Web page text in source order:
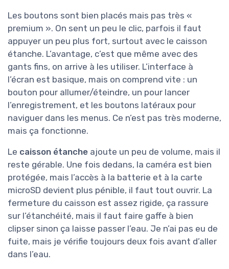
Les boutons sont bien placés mais pas très «
premium ». On sent un peu le clic, parfois il faut
appuyer un peu plus fort, surtout avec le caisson
étanche. L’avantage, c’est que même avec des
gants fins, on arrive à les utiliser. L’interface à
l’écran est basique, mais on comprend vite : un
bouton pour allumer/éteindre, un pour lancer
l’enregistrement, et les boutons latéraux pour
naviguer dans les menus. Ce n’est pas très moderne,
mais ça fonctionne.
Le caisson étanche ajoute un peu de volume, mais il
reste gérable. Une fois dedans, la caméra est bien
protégée, mais l’accès à la batterie et à la carte
microSD devient plus pénible, il faut tout ouvrir. La
fermeture du caisson est assez rigide, ça rassure
sur l’étanchéité, mais il faut faire gaffe à bien
clipser sinon ça laisse passer l’eau. Je n’ai pas eu de
fuite, mais je vérifie toujours deux fois avant d’aller
dans l’eau.